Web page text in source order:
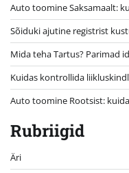
Auto toomine Saksamaalt:
Sõiduki ajutine registrist
Mida teha Tartus? Parimad
Kuidas kontrollida
Auto toomine Rootsist:
Rubriigid
Äri